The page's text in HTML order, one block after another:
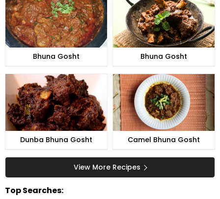
Bhuna Gosht Bhuna Gosht
Dunba Bhuna Gosht Camel Bhuna Gosht
View More Recipes
Top Searches: